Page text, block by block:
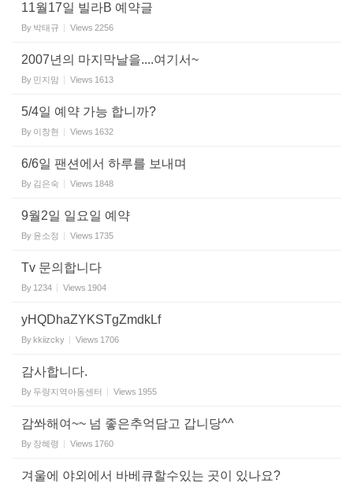
11월17일 빌라B 예약글
By 박태규 Views 2256
2007년의 마지막날을....여기서~
By 민지맘 Views 1613
5/4일 예약 가능 합니까?
By 이창현 Views 1632
6/6일 팬션에서 하루를 보내며
By 김은숙 Views 1848
9월2일 일요일 예약
By 윤소정 Views 1735
Tv 문의합니다
By 1234 Views 1904
yHQDhaZYKSTgZmdkLf
Bykkiizcky Views 1706
감사합니다.
By 두량지역아동센터 Views 1955
감쏴해여~~ 넘 좋은추억담고 갑니당^^
By 장혜령 Views 1760
겨울에 야외에서 바베큐할수있는 곳이 있나요?